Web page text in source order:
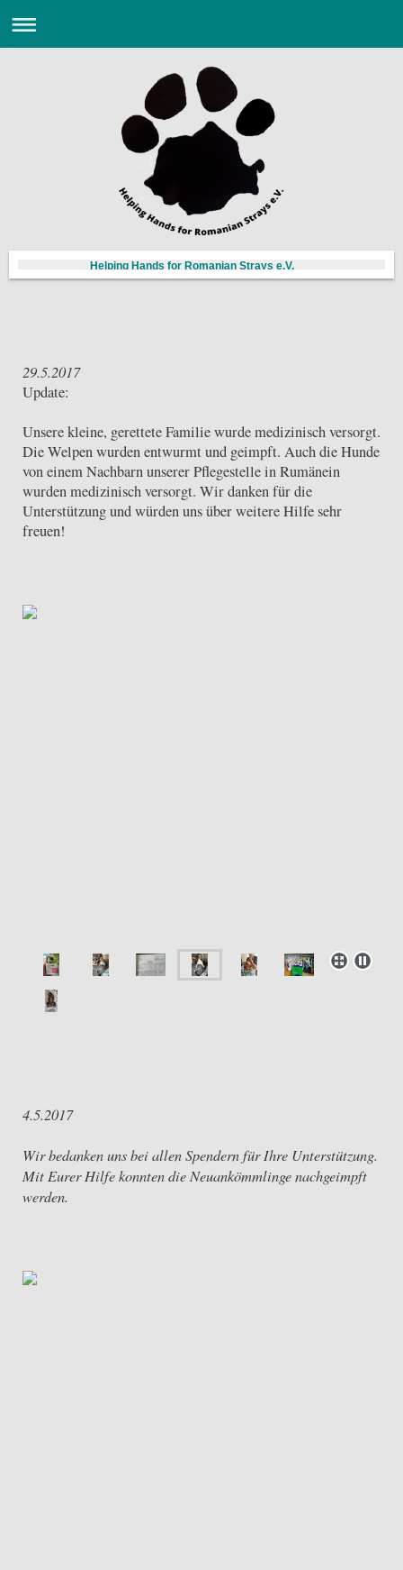
Helping Hands for Romanian Strays e.V.
29.5.2017
Update:
Unsere kleine, gerettete Familie wurde medizinisch versorgt.
Die Welpen wurden entwurmt und geimpft. Auch die Hunde
von einem Nachbarn unserer Pflegestelle in Rumänein
wurden medizinisch versorgt. Wir danken für die
Unterstützung und würden uns über weitere Hilfe sehr
freuen!
4.5.2017
Wir bedanken uns bei allen Spendern für Ihre Unterstützung.
Mit Eurer Hilfe konnten die Neuankömmlinge nachgeimpft
werden.